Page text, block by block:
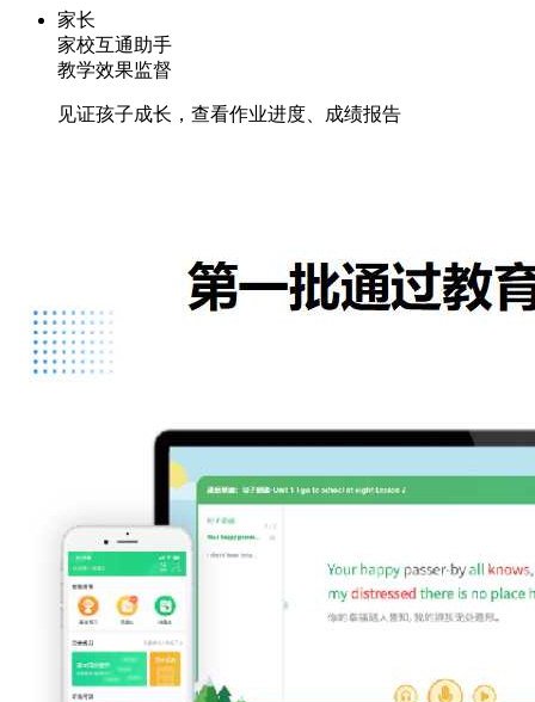
家长
家校互通助手
教学效果监督
见证孩子成长，查看作业进度、成绩报告